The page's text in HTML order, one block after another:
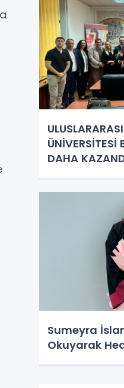
ÜNİVERSİTESİ
DAHA
Sumeyra
Okuyarak